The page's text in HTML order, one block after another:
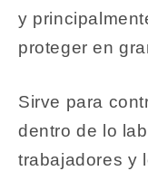
y
proteger en
Sirve para
dentro de lo
trabajadores y